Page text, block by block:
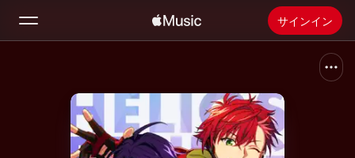
サインイン
ホーム
新着おすすめ